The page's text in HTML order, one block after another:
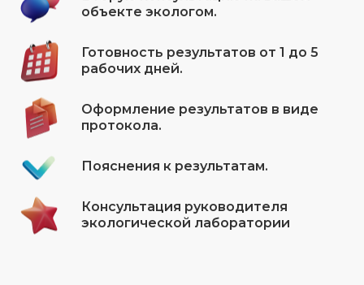
объекте экологом.
Готовность результатов от 1 до 5
рабочих дней.
Оформление результатов в виде
протокола.
Пояснения к результатам.
Консультация руководителя
экологической лаборатории